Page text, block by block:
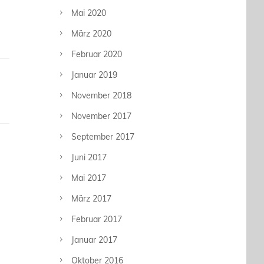
Mai 2020
März 2020
Februar 2020
Januar 2019
November 2018
November 2017
September 2017
Juni 2017
Mai 2017
März 2017
Februar 2017
Januar 2017
Oktober 2016